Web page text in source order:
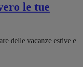
le tue
delle vacanze estive e